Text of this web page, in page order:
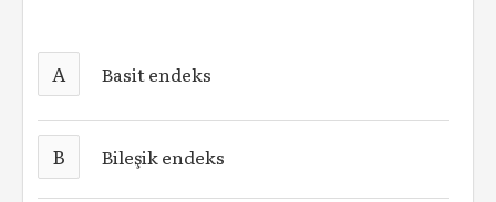
A Basit endeks
B Bileşik endeks